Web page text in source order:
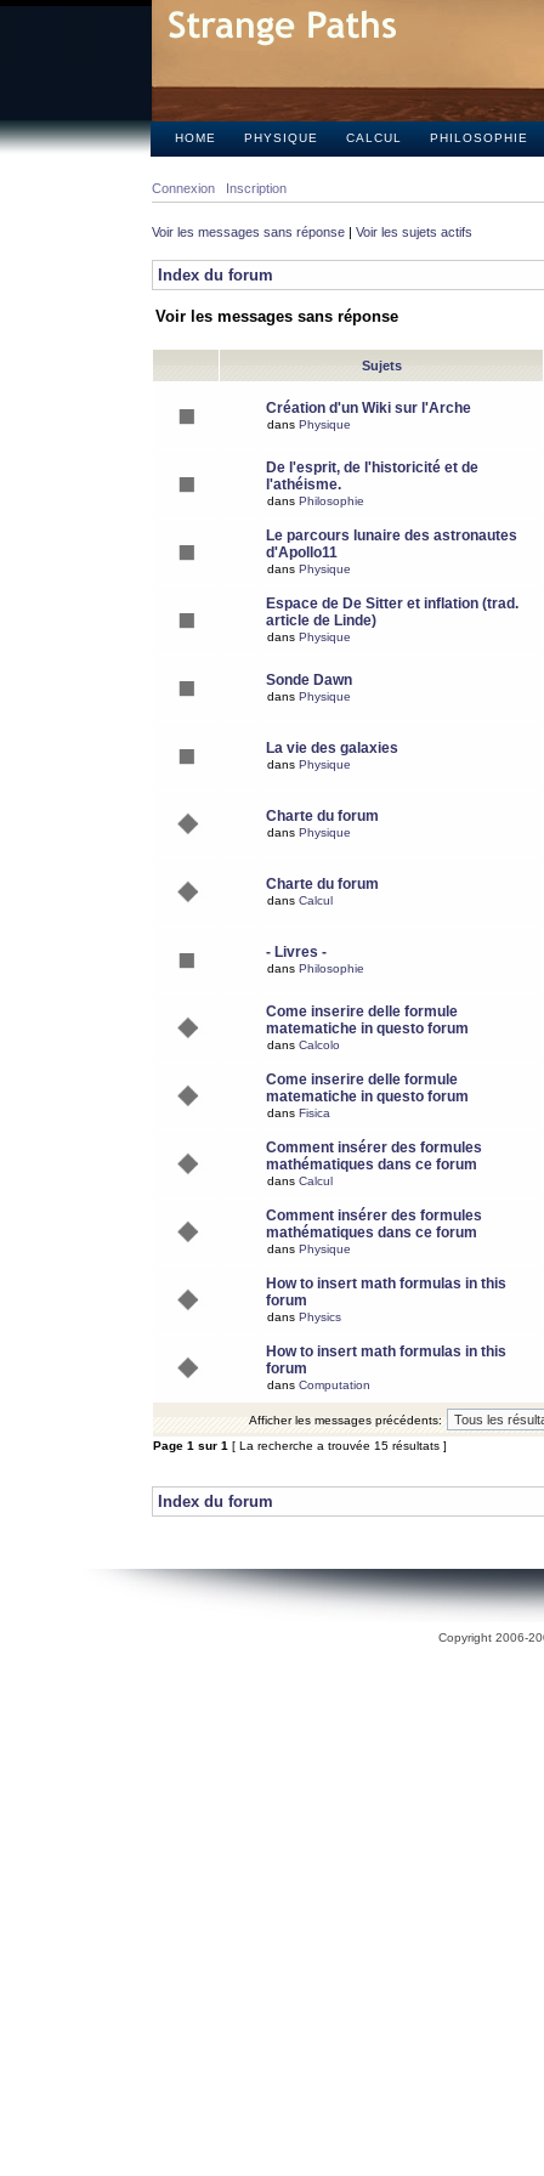
HOME PHYSIQUE CALCUL PHILOSOPHIE
Connexion Inscription
Voir les messages sans réponse | Voir les sujets actifs
Index du forum
Voir les messages sans réponse
Sujets
Création d'un Wiki sur l'Arche
dans Physique
De l'esprit, de l'historicité et de
l'athéisme.
dans Philosophie
Le parcours lunaire des astronautes
d'Apollo11
dans Physique
Espace de De Sitter et inflation (trad.
article de Linde)
dans Physique
Sonde Dawn
dans Physique
La vie des galaxies
dans Physique
Charte du forum
dans Physique
Charte du forum
dans Calcul
- Livres -
dans Philosophie
Come inserire delle formule
matematiche in questo forum
dans Calcolo
Come inserire delle formule
matematiche in questo forum
dans Fisica
Comment insérer des formules
mathématiques dans ce forum
dans Calcul
Comment insérer des formules
mathématiques dans ce forum
dans Physique
How to insert math formulas in this
forum
dans Physics
How to insert math formulas in this
forum
dans Computation
Afficher les messages précédents:
Page 1 sur 1 [ La recherche a trouvée 15 résultats ]
Index du forum
Copyright 2006-